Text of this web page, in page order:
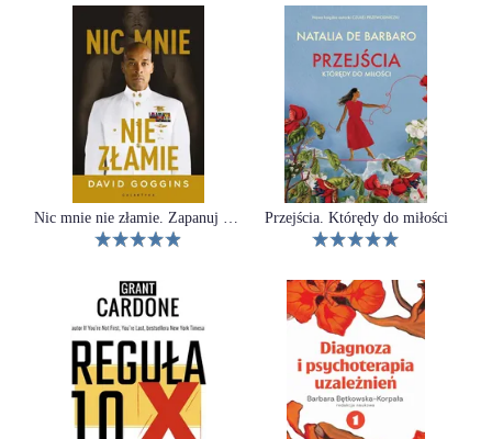
Przejścia. Którędy do miłości